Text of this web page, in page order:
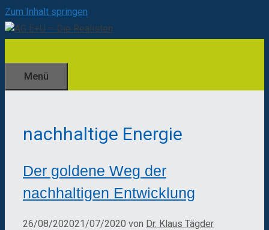
Zum Inhalt springen
Menü
nachhaltige Energie
Der goldene Weg der
nachhaltigen Entwicklung
26/08/202021/07/2020 von Dr. Klaus Tägder